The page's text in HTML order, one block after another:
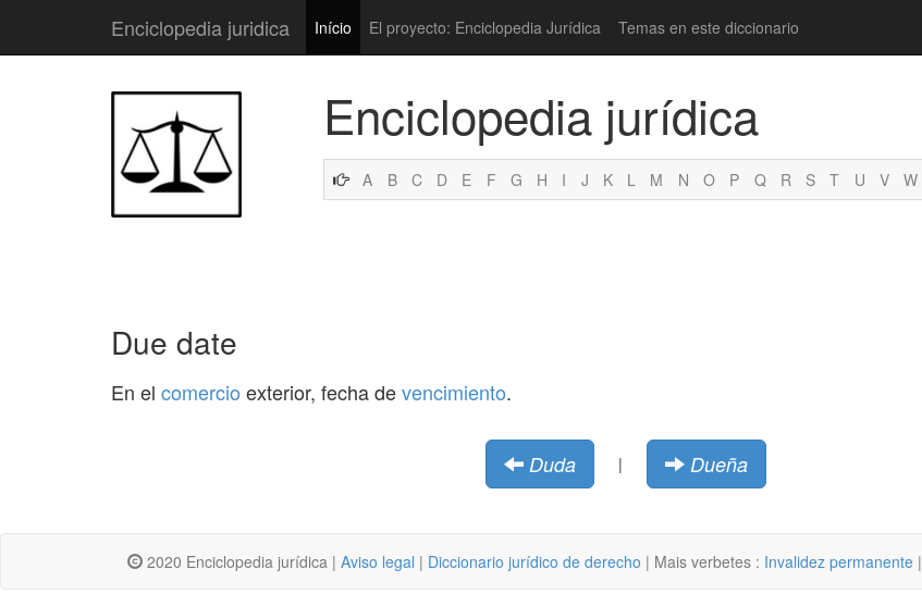
Enciclopedia juridica Início El proyecto: Enciclopedia Jurídica Temas en este diccionario
Enciclopedia jurídica
A B C D E F G H I J K L M N O P Q R S T U V W
Due date
En el comercio exterior, fecha devencimiento.
Duda | Dueña
2020 Enciclopedia jurídica | Aviso legal | Diccionario jurídico de derecho | Mais verbetes : Invalidez permanente |